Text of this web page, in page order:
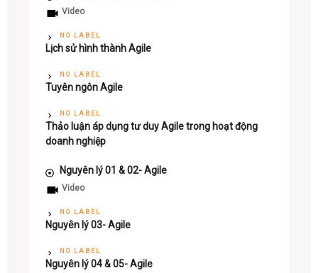
Video
NO LABEL
Lịch sử hình thành Agile
NO LABEL
Tuyên ngôn Agile
NO LABEL
Thảo luận áp dụng tư duy Agile trong hoạt động
doanh nghiệp
Nguyên lý 01 & 02- Agile
Video
NO LABEL
Nguyên lý 03- Agile
NO LABEL
Nguyên lý 04 & 05- Agile